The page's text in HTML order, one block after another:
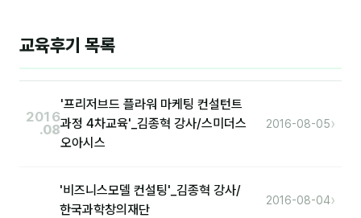
전승빈
교육후기 목록
2016
.08
'프리저브드 플라워 마케팅 컨설턴트
과정 4차교육'_김종혁 강사/스미더스
오아시스
2016-08-05›
'비즈니스모델 컨설팅'_김종혁 강사/
한국과학창의재단
2016-08-04›